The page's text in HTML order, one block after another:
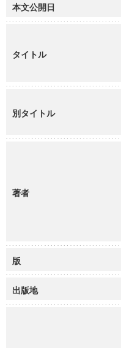
本文公開日
タイトル
別タイトル
著者
版
出版地